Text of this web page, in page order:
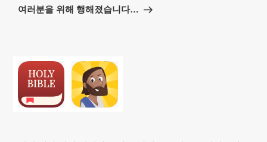
음
여러분을 위해 행해졌습니다…